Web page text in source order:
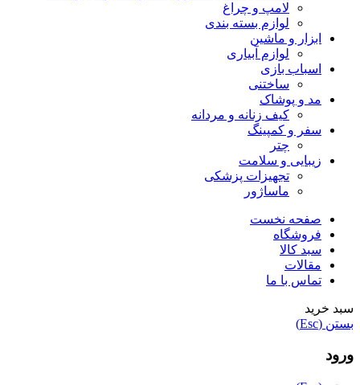
لامپ و چراغ
لوازم بسته بندی
ابزار و ماشین
لوازم آبیاری
اسباب بازی
ساختنی
مد و پوشاک
کیف زنانه و مردانه
سفر و کمپینگ
چتر
زیبایی و سلامت
تجهیزات پزشکی
ماساژور
صفحه نخست
فروشگاه
سبد کالا
مقالات
تماس با ما
سبد خرید
بستن (Esc)
ورود